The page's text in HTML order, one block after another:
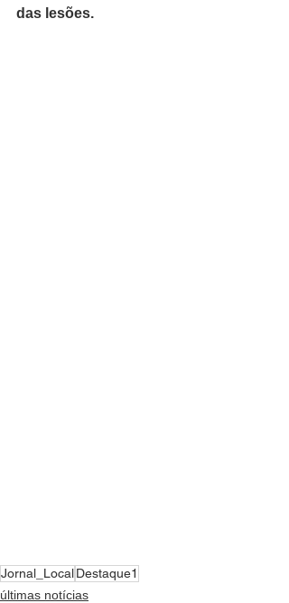
das lesões.
Jornal_LocalDestaque1
últimas notícias